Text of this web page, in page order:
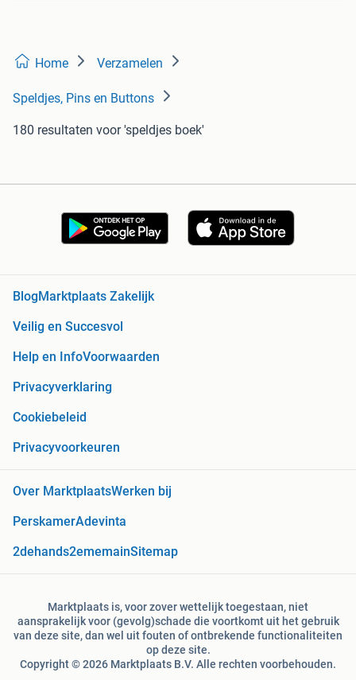
Home Verzamelen
Speldjes, Pins en Buttons
180 resultaten voor 'speldjes boek'
BlogMarktplaats Zakelijk
Veilig en Succesvol
Help en InfoVoorwaarden
Privacyverklaring
Cookiebeleid
Privacyvoorkeuren
Over MarktplaatsWerken bij
PerskamerAdevinta
2dehands2ememainSitemap
Marktplaats is, voor zover wettelijk toegestaan, niet
aansprakelijk voor (gevolg)schade die voortkomt uit het gebruik
van deze site, dan wel uit fouten of ontbrekende functionaliteiten
op deze site.
Copyright © 2026 Marktplaats B.V. Alle rechten voorbehouden.